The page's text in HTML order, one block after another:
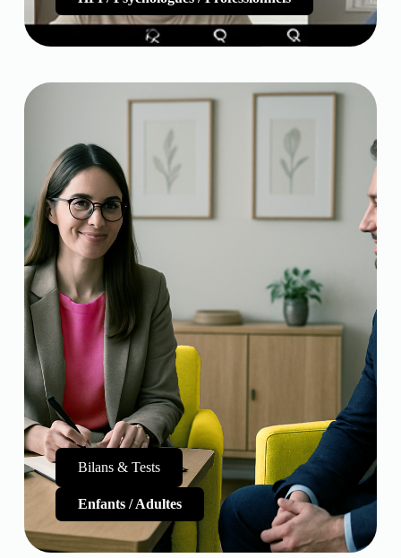
Bilans & Tests
Enfants / Adultes